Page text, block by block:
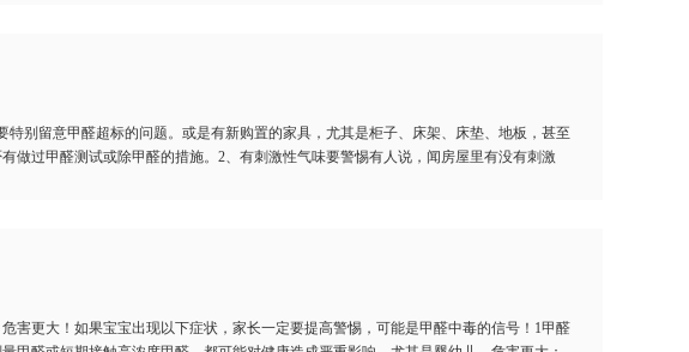
别留意甲醛超标的问题。或是有新购置的家具，尤其是柜子、床架、床垫、地板，甚至
做过甲醛测试或除甲醛的措施。2、有刺激性气味要警惕有人说，闻房屋里有没有刺激
害更大！如果宝宝出现以下症状，家长一定要提高警惕，可能是甲醛中毒的信号！1甲醛